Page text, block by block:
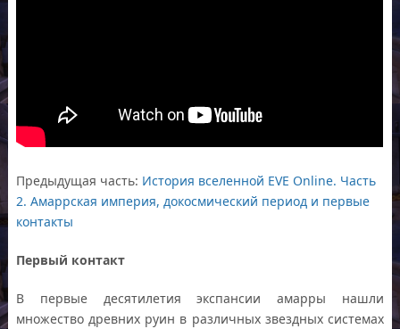
Предыдущая часть: История вселенной EVE Online. Часть
2. Амаррская империя, докосмический период и первые
контакты
Первый контакт
В первые десятилетия экспансии амарры нашли
множество древних руин в различных звездных системах